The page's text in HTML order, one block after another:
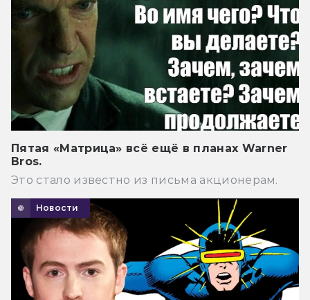
Пятая «Матрица» всё ещё в планах Warner
Bros.
Это стало известно из письма акционерам.
Новости